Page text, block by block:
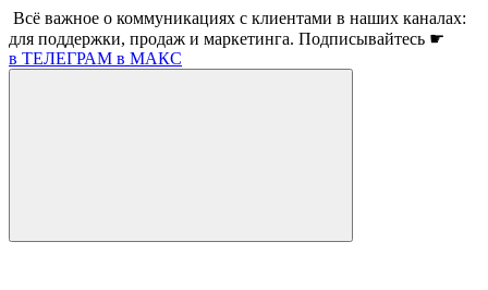
Всё важное о коммуникациях с клиентами в наших каналах:
для поддержки, продаж и маркетинга. Подписывайтесь ☛
в ТЕЛЕГРАМ в МАКС